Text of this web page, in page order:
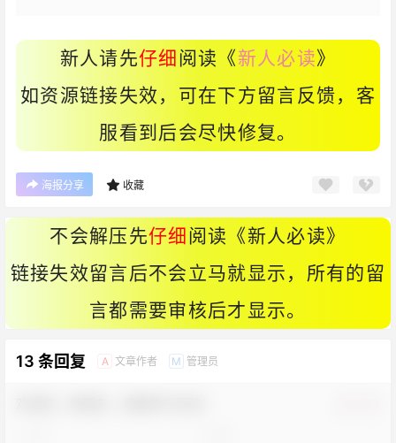
新人请先仔细 阅读《新人必读》
如资源链接失效，可在下方留言反馈，客
服看到后会尽快修复。
海报分享 收藏
不会解压先仔细 阅读《新人必读》
链接失效留言后不会立马就显示，所有的留
言都需要审核后才显示。
13 条回复 A 文章作者 M 管理员